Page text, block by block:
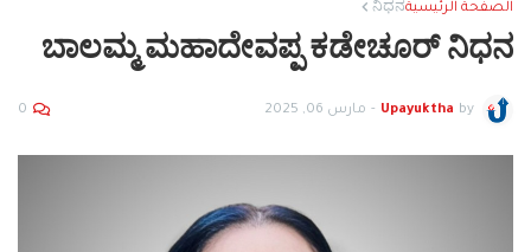
الصفحة الرئيسيةನಿಧನ
ಬಾಲಮ್ಮ ಮಹಾದೇವಪ್ಪ ಕಡೇಚೂರ್ ನಿಧನ
by
Upayuktha
- مارس 06, 2025 0